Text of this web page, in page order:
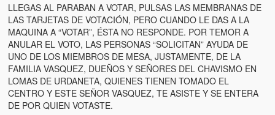
LLEGAS AL PARABAN A VOTAR, PULSAS LAS MEMBRANAS DE
LAS TARJETAS DE VOTACIÓN, PERO CUANDO LE DAS A LA
MAQUINA A “VOTAR”, ÉSTA NO RESPONDE. POR TEMOR A
ANULAR EL VOTO, LAS PERSONAS “SOLICITAN” AYUDA DE
UNO DE LOS MIEMBROS DE MESA, JUSTAMENTE, DE LA
FAMILIA VASQUEZ, DUEÑOS Y SEÑORES DEL CHAVISMO EN
LOMAS DE URDANETA, QUIENES TIENEN TOMADO EL
CENTRO Y ESTE SEÑOR VASQUEZ, TE ASISTE Y SE ENTERA
DE POR QUIEN VOTASTE.